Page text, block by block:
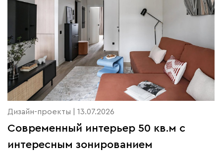
Дизайн-проекты | 13.07.2026
Современный интерьер 50 кв.м с
интересным зонированием